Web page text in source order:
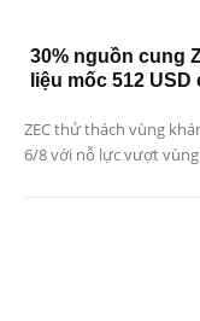
30% nguồn cung
liệu mốc 512
ZEC thử thách vùng
6/8 với nỗ lực vượt